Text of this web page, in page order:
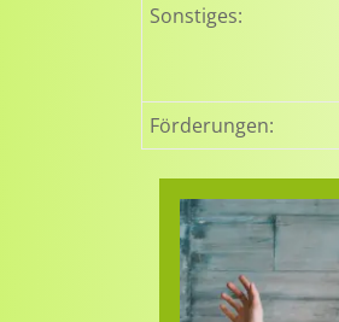
Sonstiges:
Förderungen: